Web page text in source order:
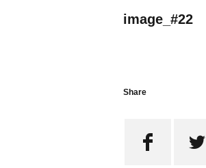
image_#22
Share
 